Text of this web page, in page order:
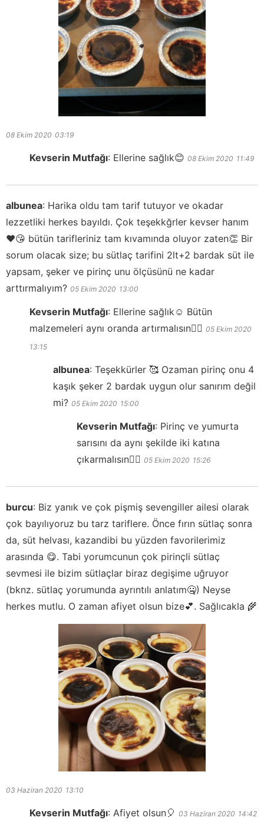
08 Ekim 2020 03:19
Kevserin Mutfağı: Ellerine sağlık😊 08 Ekim 2020 11:49
albunea: Harika oldu tam tarif tutuyor ve okadar
lezzetliki herkes bayıldı. Çok teşekkğrler kevser hanım
❤️😘 bütün tarifleriniz tam kıvamında oluyor zaten👏 Bir
sorum olacak size; bu sütlaç tarifini 2lt+2 bardak süt ile
yapsam, şeker ve pirinç unu ölçüsünü ne kadar
arttırmalıyım? 05 Ekim 2020 13:00
Kevserin Mutfağı: Ellerine sağlık☺️ Bütün
malzemeleri aynı oranda artırmalısın👍🏻 05 Ekim 2020
13:15
albunea: Teşekkürler 🥰 Ozaman pirinç onu 4
kaşık şeker 2 bardak uygun olur sanırım değil
mi? 05 Ekim 2020 15:00
Kevserin Mutfağı: Pirinç ve yumurta
sarısını da aynı şekilde iki katına
çıkarmalısın👍🏻 05 Ekim 2020 15:26
burcu: Biz yanık ve çok pişmiş sevengiller ailesi olarak
çok bayılıyoruz bu tarz tariflere. Önce fırın sütlaç sonra
da, süt helvası, kazandibi bu yüzden favorilerimiz
arasında 😋. Tabi yorumcunun çok pirinçli sütlaç
sevmesi ile bizim sütlaçlar biraz degişime uğruyor
(bknz. sütlaç yorumunda ayrıntılı anlatım🤐) Neyse
herkes mutlu. O zaman afiyet olsun bize💕. Sağlıcakla 🌾
03 Haziran 2020 13:10
Kevserin Mutfağı: Afiyet olsun🎈 03 Haziran 2020 14:42